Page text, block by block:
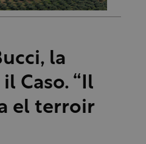
la
Caso. “Il
el terroir